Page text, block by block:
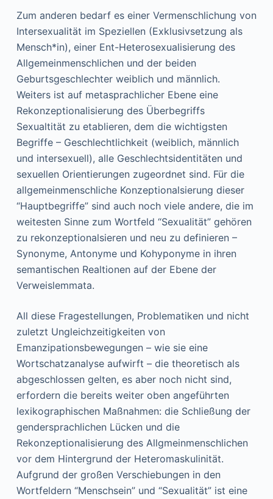
Zum anderen bedarf es einer Vermenschlichung von
Intersexualität im Speziellen (Exklusivsetzung als
Mensch*in), einer Ent-Heterosexualisierung des
Allgemeinmenschlichen und der beiden
Geburtsgeschlechter weiblich und männlich.
Weiters ist auf metasprachlicher Ebene eine
Rekonzeptionalisierung des Überbegriffs
Sexualtität zu etablieren, dem die wichtigsten
Begriffe – Geschlechtlichkeit (weiblich, männlich
und intersexuell), alle Geschlechtsidentitäten und
sexuellen Orientierungen zugeordnet sind. Für die
allgemeinmenschliche Konzeptionalsierung dieser
“Hauptbegriffe” sind auch noch viele andere, die im
weitesten Sinne zum Wortfeld “Sexualität” gehören
zu rekonzeptionalsieren und neu zu definieren –
Synonyme, Antonyme und Kohyponyme in ihren
semantischen Realtionen auf der Ebene der
Verweislemmata.
All diese Fragestellungen, Problematiken und nicht
zuletzt Ungleichzeitigkeiten von
Emanzipationsbewegungen – wie sie eine
Wortschatzanalyse aufwirft – die theoretisch als
abgeschlossen gelten, es aber noch nicht sind,
erfordern die bereits weiter oben angeführten
lexikographischen Maßnahmen: die Schließung der
gendersprachlichen Lücken und die
Rekonzeptionalisierung des Allgmeinmenschlichen
vor dem Hintergrund der Heteromaskulinität.
Aufgrund der großen Verschiebungen in den
Wortfeldern “Menschsein” und “Sexualität” ist eine